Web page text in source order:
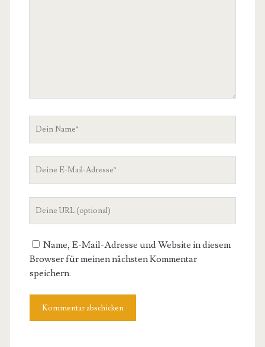
Adresse
Name, E-Mail-Adresse und Website in diesem
Browser für meinen nächsten Kommentar
speichern.